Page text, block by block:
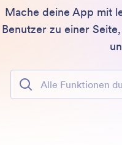
Mache deine App mit
Benutzer zu einer
Alle Funktionen